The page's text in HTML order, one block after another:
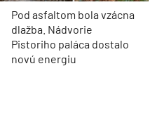
Pod asfaltom bola vzácna
dlažba. Nádvorie
Pistoriho paláca dostalo
novú energiu